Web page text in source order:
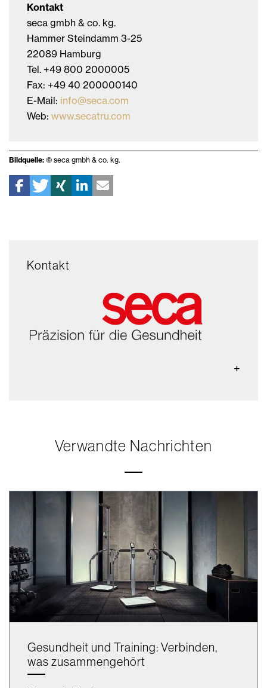
Kontakt
seca gmbh & co. kg.
Hammer Steindamm 3-25
22089 Hamburg
Tel. +49 800 2000005
Fax: +49 40 200000140
E-Mail: info@seca.com
Web: www.secatru.com
Bildquelle: © seca gmbh & co. kg.
Kontakt
Verwandte Nachrichten
Gesundheit und Training: Verbinden,
was zusammengehört